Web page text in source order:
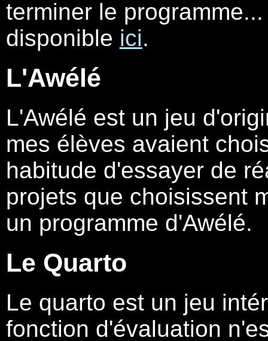
terminer le
disponible ici.
L'Awélé
L'Awélé est un jeu
mes élèves avaient
habitude d'essayer de
projets que choisissent
un programme d'Awélé.
Le Quarto
Le quarto est un jeu
fonction d'évaluation